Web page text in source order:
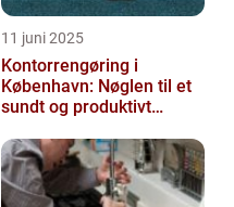
11 juni 2025
Kontorrengøring i
København: Nøglen til et
sundt og produktivt